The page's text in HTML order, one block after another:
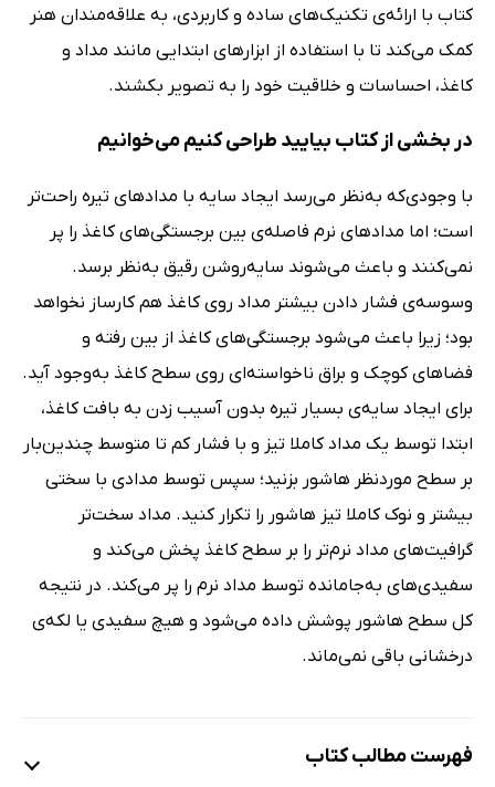
کتاب با ارائه‌ی تکنیک‌های ساده و کاربردی، به علاقه‌مندان هنر
کمک می‌کند تا با استفاده از ابزارهای ابتدایی مانند مداد و
کاغذ، احساسات و خلاقیت خود را به تصویر بکشند.
در بخشی از کتاب بیایید طراحی کنیم می‌خوانیم
با وجودی‌که به‌نظر می‌رسد ایجاد سایه با مدادهای تیره راحت‌تر
است؛ اما مدادهای نرم فاصله‌ی بین برجستگی‌های کاغذ را پر
نمی‌کنند و باعث می‌شوند سایه‌روشن رقیق به‌نظر برسد.
وسوسه‌ی فشار دادن بیشتر مداد روی کاغذ هم کارساز نخواهد
بود؛ زیرا باعث می‌شود برجستگی‌های کاغذ از بین رفته و
فضاهای کوچک و براق ناخواسته‌ای روی سطح کاغذ به‌وجود آید.
برای ایجاد سایه‌ی بسیار تیره بدون آسیب زدن به بافت کاغذ،
ابتدا توسط یک مداد کاملا تیز و با فشار کم تا متوسط چندین‌بار
بر سطح موردنظر هاشور بزنید؛ سپس توسط مدادی با سختی
بیشتر و نوک کاملا تیز هاشور را تکرار کنید. مداد سخت‌تر
گرافیت‌های مداد نرم‌تر را بر سطح کاغذ پخش می‌کند و
سفیدی‌های به‌جامانده توسط مداد نرم را پر می‌کند. در نتیجه
کل سطح هاشور پوشش داده می‌شود و هیچ سفیدی یا لکه‌ی
درخشانی باقی نمی‌ماند.
فهرست مطالب کتاب